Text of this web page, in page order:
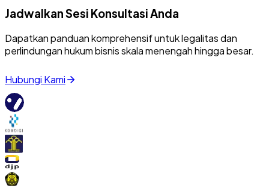
Jadwalkan Sesi Konsultasi Anda
Dapatkan panduan komprehensif untuk legalitas dan
perlindungan hukum bisnis skala menengah hingga besar.
Hubungi Kami